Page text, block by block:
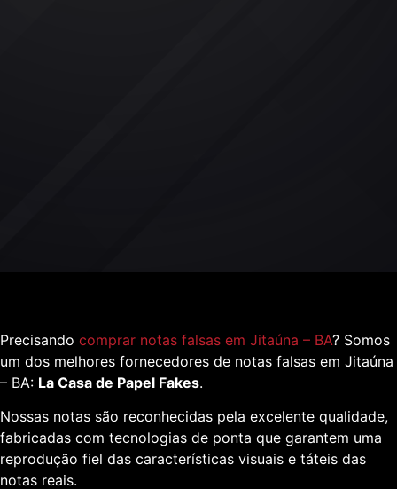
Precisando comprar notas falsas em Jitaúna – BA? Somos
um dos melhores fornecedores de notas falsas em Jitaúna
– BA: La Casa de Papel Fakes.
Nossas notas são reconhecidas pela excelente qualidade,
fabricadas com tecnologias de ponta que garantem uma
reprodução fiel das características visuais e táteis das
notas reais.